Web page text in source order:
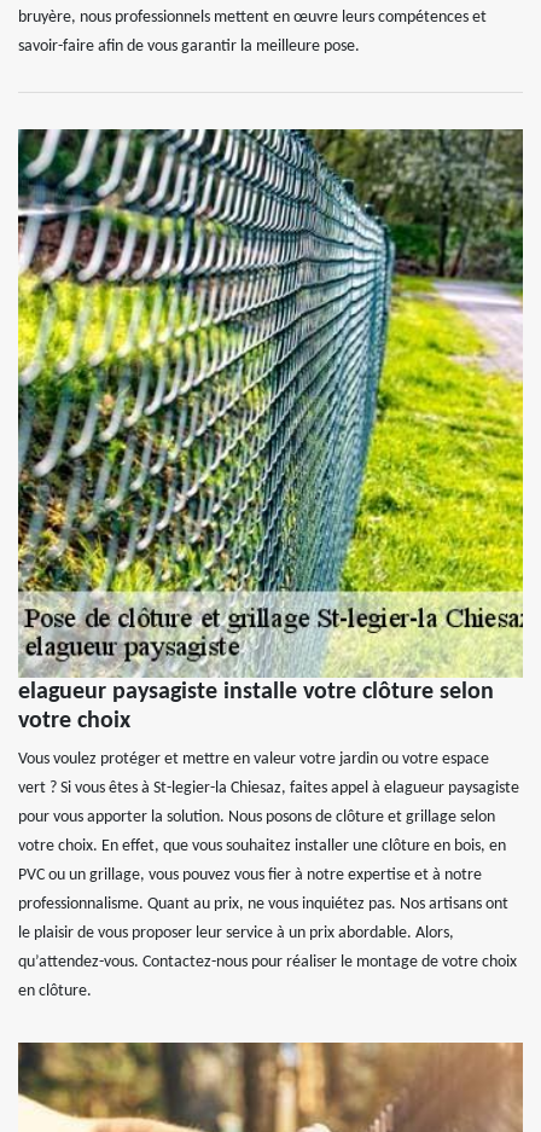
bruyère, nous professionnels mettent en œuvre leurs compétences et
savoir-faire afin de vous garantir la meilleure pose.
elagueur paysagiste installe votre clôture selon
votre choix
Vous voulez protéger et mettre en valeur votre jardin ou votre espace
vert ? Si vous êtes à St-legier-la Chiesaz, faites appel à elagueur paysagiste
pour vous apporter la solution. Nous posons de clôture et grillage selon
votre choix. En effet, que vous souhaitez installer une clôture en bois, en
PVC ou un grillage, vous pouvez vous fier à notre expertise et à notre
professionnalisme. Quant au prix, ne vous inquiétez pas. Nos artisans ont
le plaisir de vous proposer leur service à un prix abordable. Alors,
qu’attendez-vous. Contactez-nous pour réaliser le montage de votre choix
en clôture.